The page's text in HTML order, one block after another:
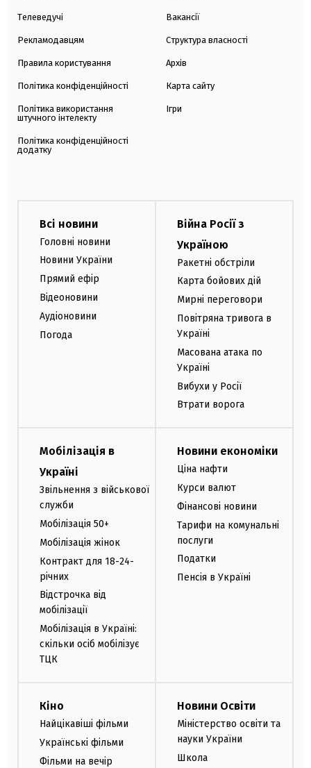
Телеведучі
Рекламодавцям
Правила користування
Політика конфіденційності
Політика використання
штучного інтелекту
Політика конфіденційності
додатку
Вакансії
Структура власності
Архів
Карта сайту
Ігри
Всі новини
Головні новини
Новини України
Прямий ефір
Відеоновини
Аудіоновини
Погода
Війна Росії з
Україною
Ракетні обстріли
Карта бойових дій
Мирні переговори
Повітряна тривога в
Україні
Масована атака по
Україні
Вибухи у Росії
Втрати ворога
Мобілізація в
Україні
Звільнення з військової
служби
Мобілізація 50+
Мобілізація жінок
Контракт для 18-24-
річних
Відстрочка від
мобілізації
Мобілізація в Україні:
скільки осіб мобілізує
ТЦК
Новини економіки
Ціна нафти
Курси валют
Фінансові новини
Тарифи на комунальні
послуги
Податки
Пенсія в Україні
Кіно
Найцікавіші фільми
Українські фільми
Фільми на вечір
Новини Освіти
Міністерство освіти та
науки України
Школа